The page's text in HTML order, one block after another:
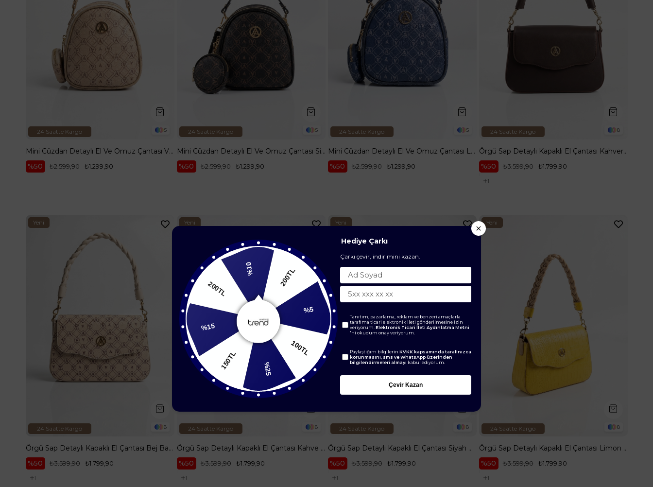
5
24 Saatte Kargo
Mini Cüzdan Detaylı El Ve Omuz Çantası Vizon Desenli ARM110
%50
₺1.299,90
₺2.599,90
5
24 Saatte Kargo
Mini Cüzdan Detaylı El Ve Omuz Çantası Siyah Desenli ARM110
%50
₺1.299,90
₺2.599,90
5
24 Saatte Kargo
Mini Cüzdan Detaylı El Ve Omuz Çantası Lacivert Desenli ARM110
%50
₺1.299,90
₺2.599,90
8
24 Saatte Kargo
Örgü Sap Detaylı Kapaklı El Çantası Kahverengi ARM199
%50
₺1.799,90
₺3.599,90
1
8
24 Saatte Kargo
Yeni
Örgü Sap Detaylı Kapaklı El Çantası Bej Baskılı ARM199
%50
₺1.799,90
₺3.599,90
1
8
24 Saatte Kargo
Yeni
Örgü Sap Detaylı Kapaklı El Çantası Kahve Baskılı ARM199
%50
₺1.799,90
₺3.599,90
1
8
24 Saatte Kargo
Yeni
Örgü Sap Detaylı Kapaklı El Çantası Siyah ARM199
%50
₺1.799,90
₺3.599,90
1
8
24 Saatte Kargo
Yeni
Ürün
Örgü Sap Detaylı Kapaklı El Çantası Limon Kroko ARM199
%50
₺1.799,90
₺3.599,90
1
%10
200TL
100TL
%25
150TL
%15
200TL
Hediye Çarkı
Çarkı çevir, indirimini kazan.
Tanıtım, pazarlama, reklam ve benzeri amaçlarla
tarafıma ticari elektronik ileti gönderilmesine izin
veriyorum. Elektronik Ticari İleti Aydınlatma Metni
'ni okudum onay veriyorum.
Paylaştığım bilgilerin KVKK kapsamında tarafınızca
korunmasını, sms ve WhatsApp üzerinden
bilgilendirmeleri almayı kabul ediyorum.
Çevir Kazan